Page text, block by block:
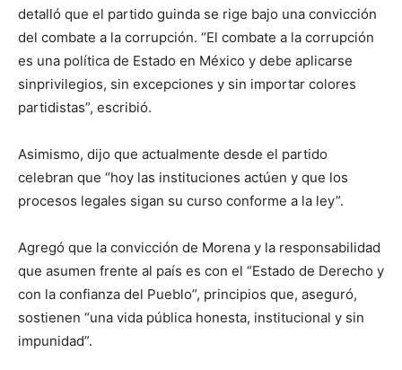
detalló que el partido guinda se rige bajo una convicción
del combate a la corrupción. “El combate a la corrupción
es una política de Estado en México y debe aplicarse
sinprivilegios, sin excepciones y sin importar colores
partidistas”, escribió.
Asimismo, dijo que actualmente desde el partido
celebran que “hoy las instituciones actúen y que los
procesos legales sigan su curso conforme a la ley”.
Agregó que la convicción de Morena y la responsabilidad
que asumen frente al país es con el “Estado de Derecho y
con la confianza del Pueblo”, principios que, aseguró,
sostienen “una vida pública honesta, institucional y sin
impunidad”.